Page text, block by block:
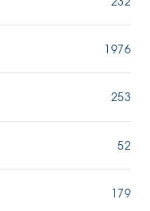
1976
253
52
179